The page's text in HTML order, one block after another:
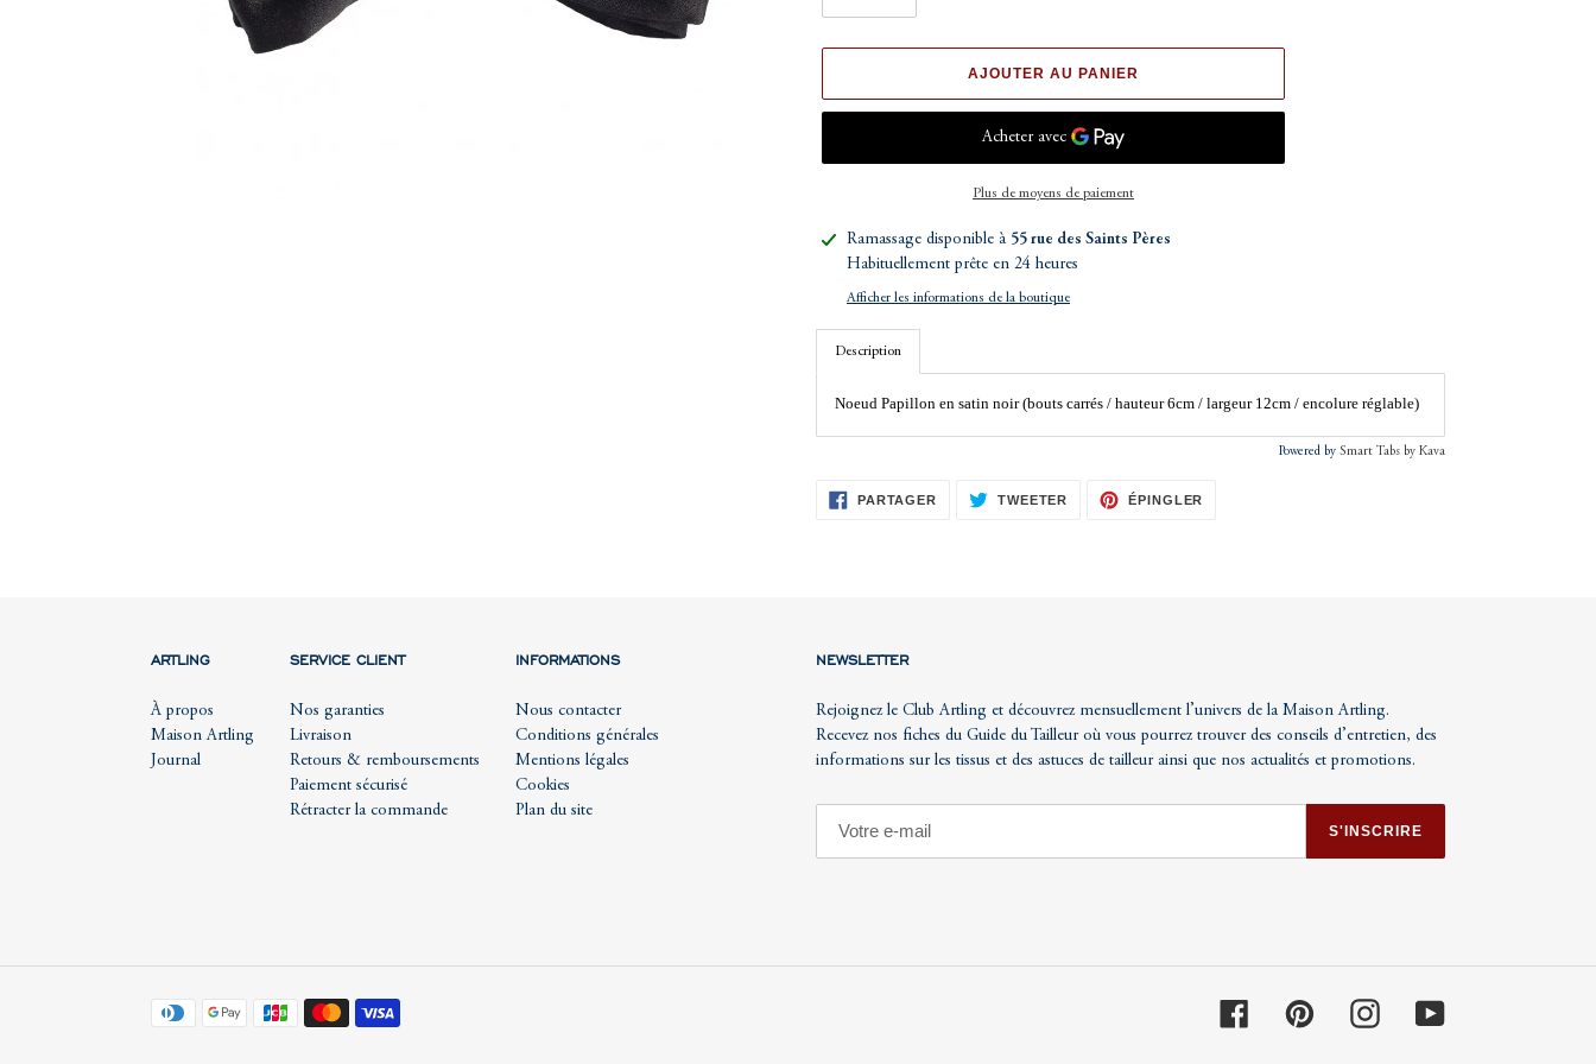
AJOUTER AU PANIER
Plus de moyens de paiement
Ajout
produit
Ramassage disponible à 55 rue des Saints Pères
Habituellement prête en 24 heures
Afficher les informations de la boutique
Description
Noeud Papillon en satin noir (bouts carrés / hauteur 6cm / largeur 12cm / encolure réglable)
Powered by Smart Tabs by Kava
PARTAGER PARTAGERTWEETER TWEETERÉPINGLER
ARTLING
À propos
Maison Artling
Journal
SERVICE CLIENT
Nos garanties
Livraison
Retours & remboursements
Paiement sécurisé
Rétracter la commande
INFORMATIONS
Nous contacter
Conditions générales
Mentions légales
Cookies
Plan du site
NEWSLETTER
Rejoignez le Club Artling et découvrez mensuellement l’univers de la Maison Artling.
Recevez nos fiches du Guide du Tailleur où vous pourrez trouver des conseils d’entretien, des
informations sur les tissus et des astuces de tailleur ainsi que nos actualités et promotions.
S'INSCRIRE
Moyens
FacebookPinterest InstagramYouTube